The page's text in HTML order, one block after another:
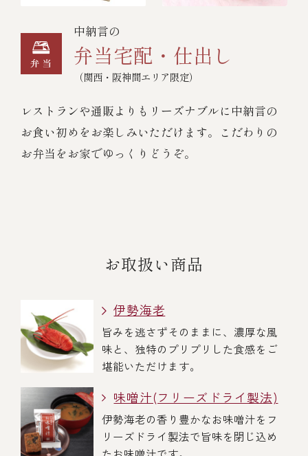
中納言の
弁当宅配・仕出し
（関西・阪神間エリア限定）
レストランや通販よりもリーズナブルに中納言の
お食い初めをお楽しみいただけます。こだわりの
お弁当をお家でゆっくりどうぞ。
お取扱い商品
伊勢海老
旨みを逃さずそのままに、濃厚な風
味と、独特のプリプリした食感をご
堪能いただけます。
味噌汁(フリーズドライ製法)
伊勢海老の香り豊かなお味噌汁をフ
リーズドライ製法で旨味を閉じ込め